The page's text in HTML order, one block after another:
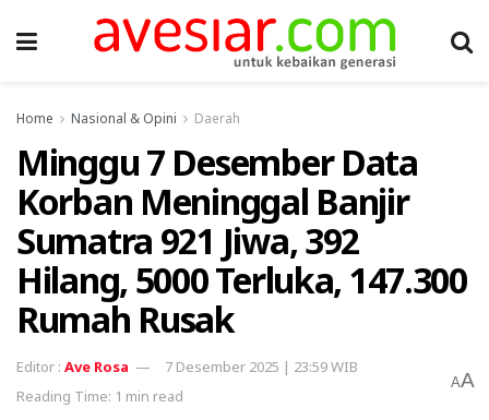
Home Nasional & Opini Daerah
Minggu 7 Desember Data
Korban Meninggal Banjir
Sumatra 921 Jiwa, 392
Hilang, 5000 Terluka, 147.300
Rumah Rusak
Ave Rosa
7 Desember 2025 | 23:59 WIB
Reading Time: 1 min read
AA